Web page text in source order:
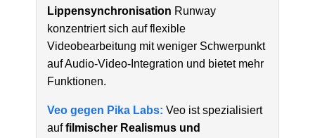
Lippensynchronisation Runway
konzentriert sich auf flexible
Videobearbeitung mit weniger Schwerpunkt
auf Audio-Video-Integration und bietet mehr
Funktionen.
Veo gegen Pika Labs: Veo ist spezialisiert
auffilmischer Realismus und